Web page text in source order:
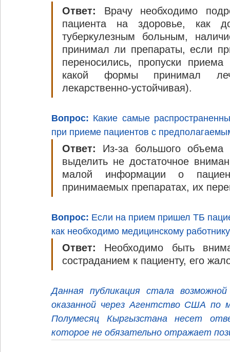
Ответ: Врачу необходимо
пациента на здоровье, как
туберкулезным больным,
принимал ли препараты, если
переносились, пропуски
какой формы принимал
лекарственно-устойчивая).
Вопрос: Какие самые
при приеме пациентов с
Ответ: Из-за большого объема
выделить не достаточное
малой информации о
принимаемых препаратах, их
Вопрос: Если на прием пришел ТБ
как необходимо медицинскому
Ответ: Необходимо быть
состраданием к пациенту, его
Данная публикация стала
оказанной через Агентство США по
Полумесяц Кыргызстана несет
которое не обязательно отражает